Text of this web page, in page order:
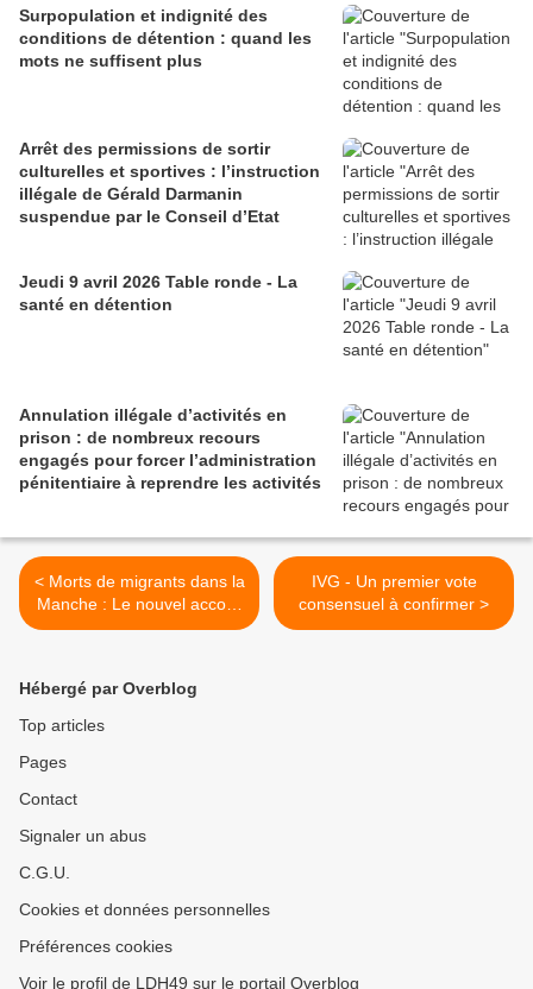
Surpopulation et indignité des
conditions de détention : quand les
mots ne suffisent plus
Arrêt des permissions de sortir
culturelles et sportives : l’instruction
illégale de Gérald Darmanin
suspendue par le Conseil d’Etat
Jeudi 9 avril 2026 Table ronde - La
santé en détention
Annulation illégale d’activités en
prison : de nombreux recours
engagés pour forcer l’administration
pénitentiaire à reprendre les activités
< Morts de migrants dans la
Manche : Le nouvel accord
franco-britannique, signé le
sécuritaire
IVG - Un premier vote
consensuel à confirmer >
Hébergé par Overblog
Top articles
Pages
Contact
Signaler un abus
C.G.U.
Cookies et données personnelles
Préférences cookies
Voir le profil de LDH49 sur le portail Overblog